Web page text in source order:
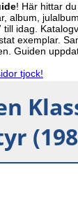
! Här hittar
album,
idag.
exemplar.
Guiden
tjock!